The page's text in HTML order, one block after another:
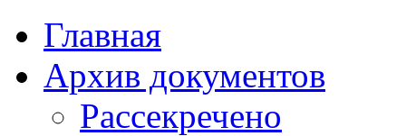
Главная
Архив документов
Рассекречено